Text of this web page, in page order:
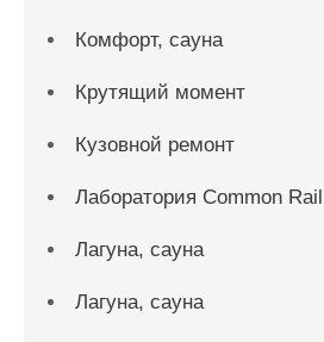
Комфорт, сауна
Крутящий момент
Кузовной ремонт
Лаборатория Common Rail
Лагуна, сауна
Лагуна, сауна